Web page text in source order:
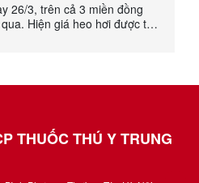
26/3, trên cả 3 miền đồng
Hiện giá heo hơi được thu
57.000 đồng/kg.
THUỐC THÚ Y TRUNG